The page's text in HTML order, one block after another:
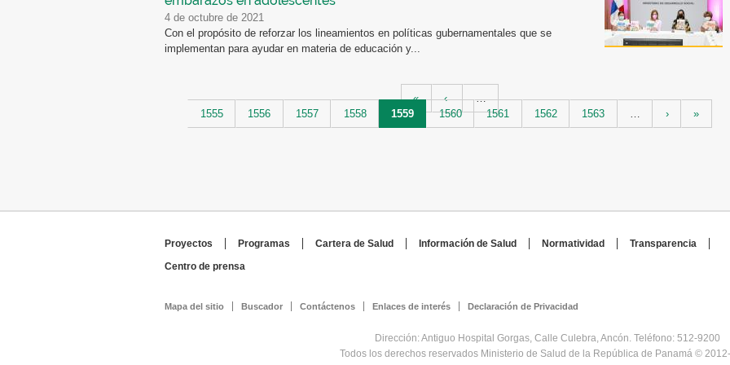
4 de octubre de 2021
Con el propósito de reforzar los lineamientos en políticas gubernamentales que se
implementan para ayudar en materia de educación y...
« ‹
…
1555
1556 1557 1558 1559 1560 1561 1562 1563 › »
Proyectos Programas Cartera de Salud Información de Salud Normatividad
Transparencia
Centro de prensa
Mapa del sitio Buscador Contáctenos Enlaces de interés Declaración de Privacidad
Dirección: Antiguo Hospital Gorgas, Calle Culebra, Ancón. Teléfono: 512-9200
Todos los derechos reservados Ministerio de Salud de la República de Panamá ©